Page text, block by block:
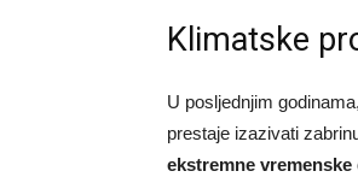
Klimatske
U posljednjim
prestaje izazivati
ekstremne vremenske